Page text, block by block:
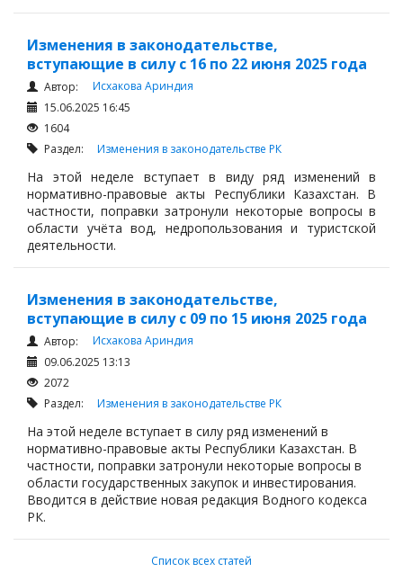
Изменения в законодательстве,
вступающие в силу с 16 по 22 июня 2025 года
Автор:
Исхакова Ариндия
15.06.2025 16:45
1604
Раздел: Изменения в законодательстве РК
На этой неделе вступает в виду ряд изменений в
нормативно-правовые акты Республики Казахстан. В
частности, поправки затронули некоторые вопросы в
области учёта вод, недропользования и туристской
деятельности.
Изменения в законодательстве,
вступающие в силу с 09 по 15 июня 2025 года
Автор:
Исхакова Ариндия
09.06.2025 13:13
2072
Раздел: Изменения в законодательстве РК
На этой неделе вступает в силу ряд изменений в
нормативно-правовые акты Республики Казахстан. В
частности, поправки затронули некоторые вопросы в
области государственных закупок и инвестирования.
Вводится в действие новая редакция Водного кодекса
РК.
Список всех статей